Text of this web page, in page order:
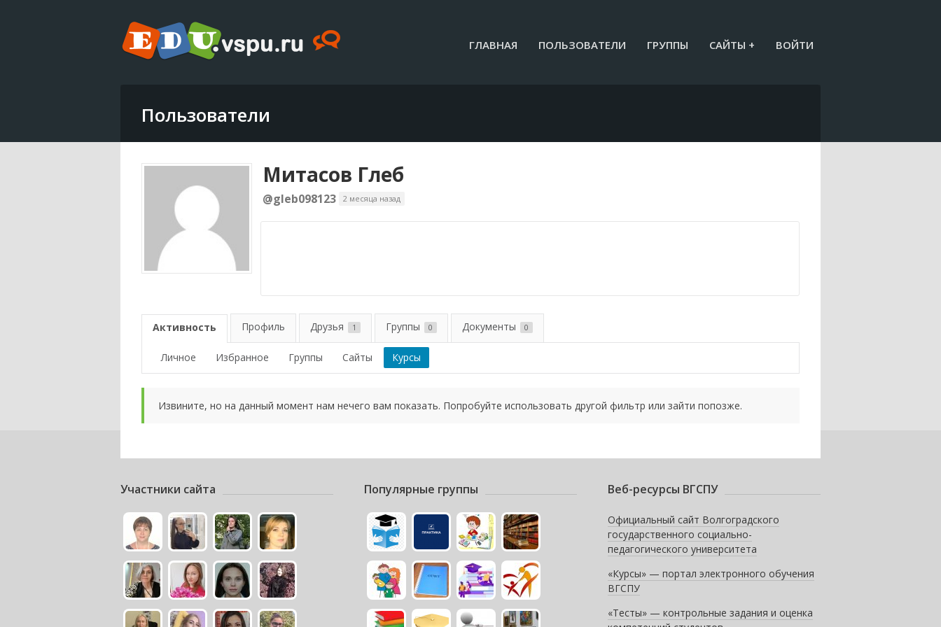
ГЛАВНАЯ ПОЛЬЗОВАТЕЛИ ГРУППЫ САЙТЫ + ВОЙТИ
Пользователи
Митасов Глеб
@gleb098123 2 месяца назад
Активность Профиль Друзья 1 Группы 0 Документы 0
Личное Избранное Группы Сайты Курсы
Извините, но на данный момент нам нечего вам показать. Попробуйте использовать другой фильтр или зайти попозже.
Участники сайта Популярные группы Веб-ресурсы ВГСПУ
Официальный сайт Волгоградского
государственного социально-
педагогического университета
«Курсы» — портал электронного обучения
ВГСПУ
«Тесты» — контрольные задания и оценка